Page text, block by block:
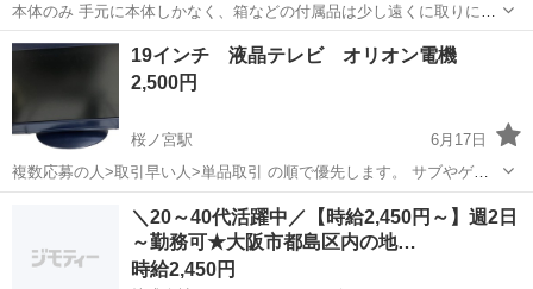
本体のみ 手元に本体しかなく、箱などの付属品は少し遠くに取りに行
かないといけないため+5000円でお付けします 実物を確認してからの
お取引でも大丈夫です
大阪 大阪市 桜ノ宮駅 その他 ターミナル
19インチ 液晶テレビ オリオン電機
2,500円
桜ノ宮駅
6月17日
複数応募の人>取引早い人>単品取引 の順で優先します。 サブやゲー
ム用にいかがでしょうか？ 動作確認済み、詳細は内容画像参照。 現物
そのままお渡しです。 取引場所は、最寄駅桜ノ宮駅の当方指定の場所
です。 あんしん決済...
桜ノ宮駅 テレビ 場所
＼20～40代活躍中／【時給2,450円～】週2日
～勤務可★大阪市都島区内の地…
時給2,450円